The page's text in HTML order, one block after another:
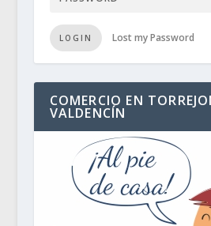
LOGIN Lost my Password
COMERCIO EN
VALDENCÍN